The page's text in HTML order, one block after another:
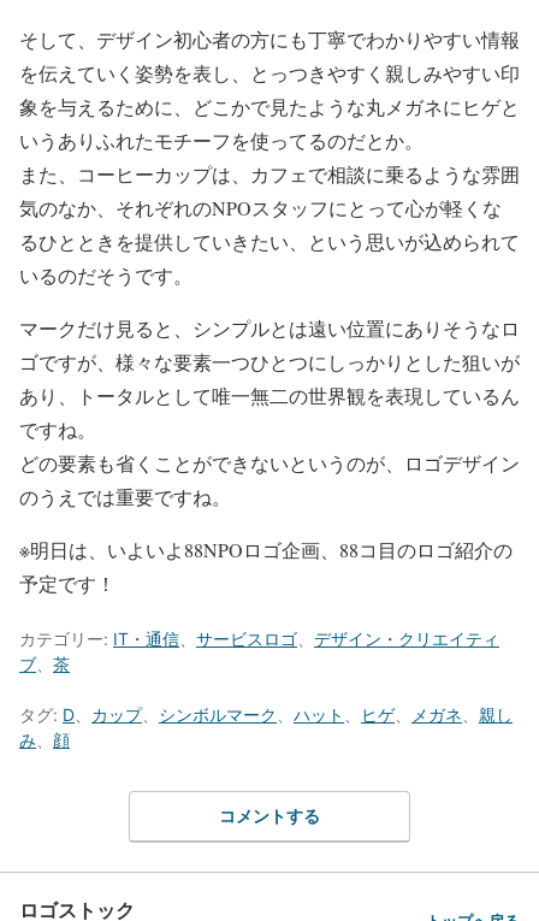
そして、デザイン初心者の方にも丁寧でわかりやすい情報
を伝えていく姿勢を表し、とっつきやすく親しみやすい印
象を与えるために、どこかで見たような丸メガネにヒゲと
いうありふれたモチーフを使ってるのだとか。
また、コーヒーカップは、カフェで相談に乗るような雰囲
気のなか、それぞれのNPOスタッフにとって心が軽くな
るひとときを提供していきたい、という思いが込められて
いるのだそうです。
マークだけ見ると、シンプルとは遠い位置にありそうなロ
ゴですが、様々な要素一つひとつにしっかりとした狙いが
あり、トータルとして唯一無二の世界観を表現しているん
ですね。
どの要素も省くことができないというのが、ロゴデザイン
のうえでは重要ですね。
※明日は、いよいよ88NPOロゴ企画、88コ目のロゴ紹介の
予定です！
カテゴリー: IT・通信 サービスロゴ
デザイン・クリエイティ
ブ
茶
タグ: D カップ、 シンボルマーク ハット ヒゲ、 メガネ
親し
み
顔
コメントする
ロゴストック